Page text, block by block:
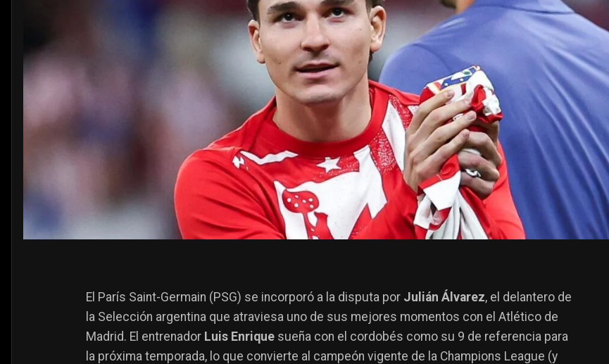
El París Saint-Germain (PSG) se incorporó a la disputa por Julián Álvarez, el delantero de
la Selección argentina que atraviesa uno de sus mejores momentos con el Atlético de
Madrid. El entrenador Luis Enrique sueña con el cordobés como su 9 de referencia para
la próxima temporada, lo que convierte al campeón vigente de la Champions League (y